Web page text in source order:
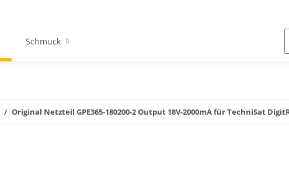
Schmuck
Original Netzteil GPE365-180200-2 Output 18V-2000mA für TechniSat